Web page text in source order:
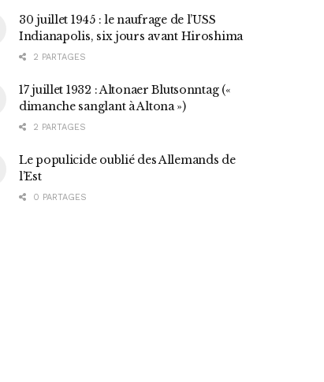
30 juillet 1945 : le naufrage de l’USS
Indianapolis, six jours avant Hiroshima
2 PARTAGES
17 juillet 1932 : Altonaer Blutsonntag («
dimanche sanglant à Altona »)
2 PARTAGES
Le populicide oublié des Allemands de
l’Est
0 PARTAGES